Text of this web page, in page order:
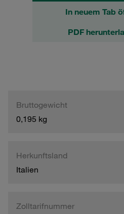
In neuem Tab
PDF
Bruttogewicht
0,195 kg
Herkunftsland
Italien
Zolltarifnummer